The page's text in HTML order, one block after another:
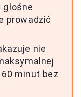
prowadzić
nie
60 minut bez